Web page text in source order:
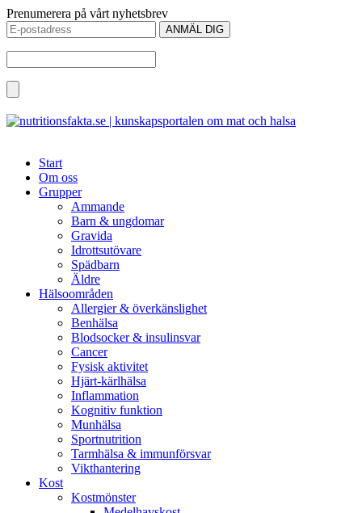
Prenumerera på vårt nyhetsbrev
Start
Om oss
Grupper
Ammande
Barn & ungdomar
Gravida
Idrottsutövare
Spädbarn
Äldre
Hälsoområden
Allergier & överkänslighet
Benhälsa
Blodsocker & insulinsvar
Cancer
Fysisk aktivitet
Hjärt-kärlhälsa
Inflammation
Kognitiv funktion
Munhälsa
Sportnutrition
Tarmhälsa & immunförsvar
Vikthantering
Kost
Kostmönster